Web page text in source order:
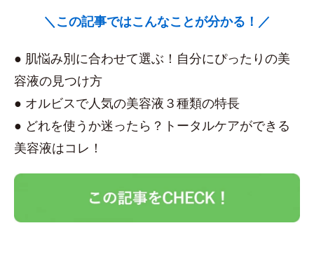
＼この記事ではこんなことが分かる！／
● 肌悩み別に合わせて選ぶ！自分にぴったりの美
容液の見つけ方
● オルビスで人気の美容液３種類の特長
● どれを使うか迷ったら？トータルケアができる
美容液はコレ！